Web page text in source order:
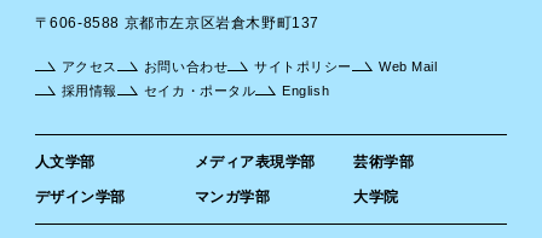
〒606-8588 京都市左京区岩倉木野町137
人文学部 メディア表現学部 芸術学部
デザイン学部 マンガ学部 大学院
アクセス お問い合わせ サイトポリシー
Web Mail
採用情報
セイカ・ポータル English